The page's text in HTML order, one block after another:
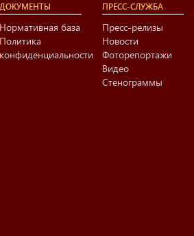
ДОКУМЕНТЫ
Нормативная база
Политика
конфиденциальности
ПРЕСС-СЛУЖБА
Пресс-релизы
Новости
Фоторепортажи
Видео
Стенограммы